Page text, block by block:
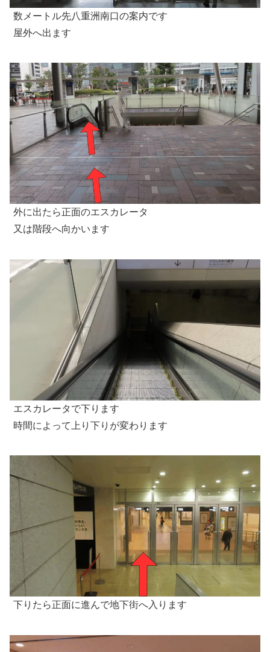
数メートル先八重洲南口の案内です
屋外へ出ます
外に出たら正面のエスカレータ
又は階段へ向かいます
エスカレータで下ります
時間によって上り下りが変わります
下りたら正面に進んで地下街へ入ります